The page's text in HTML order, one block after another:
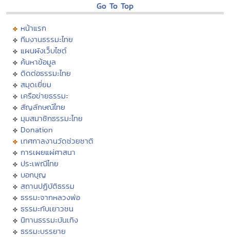
Go To Top
หน้าแรก
ทีมงานธรรมะไทย
แผนผังเว็บไซต์
ค้นหาข้อมูล
ติดต่อธรรมะไทย
สมุดเยี่ยม
เครือข่ายธรรมะ
สัญลักษณ์ไทย
มุมสมาชิกธรรมะไทย
Donation
เทศกาลงานวัดช่วยชาติ
การเผยแผ่ศาสนา
ประเพณีไทย
บอกบุญ
สถานปฏิบัติธรรม
ธรรมะจากหลวงพ่อ
ธรรมะกับเยาวชน
นิทานธรรมะบันเทิง
ธรรมะบรรยาย